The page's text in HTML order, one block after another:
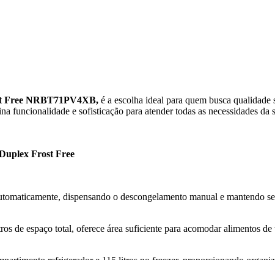
Free NRBT71PV4XB, é a escolha ideal para quem busca
funcionalidade e sofisticação para atender todas as necessidades da
Frost Free
dispensando o descongelamento manual e mantendo
de espaço total, oferece área suficiente para acomodar alimentos